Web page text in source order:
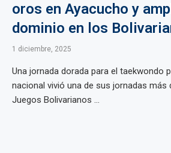
oros en Ayacucho y
dominio en los
1 diciembre, 2025
Una jornada dorada para el taekwondo
nacional vivió una de sus jornadas más
Juegos Bolivarianos ...